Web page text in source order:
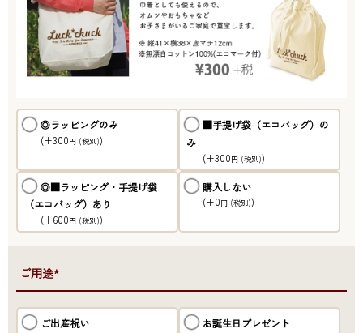
◎ラッピングのみ
(+300円 (税別))
■手提げ袋（エコバッグ）の
み
(+300円 (税別))
◎■ラッピング・手提げ袋
（エコバッグ）あり
(+600円 (税別))
購入しない
(+0円 (税別))
●ご用途*
ご出産祝い お誕生日プレゼント